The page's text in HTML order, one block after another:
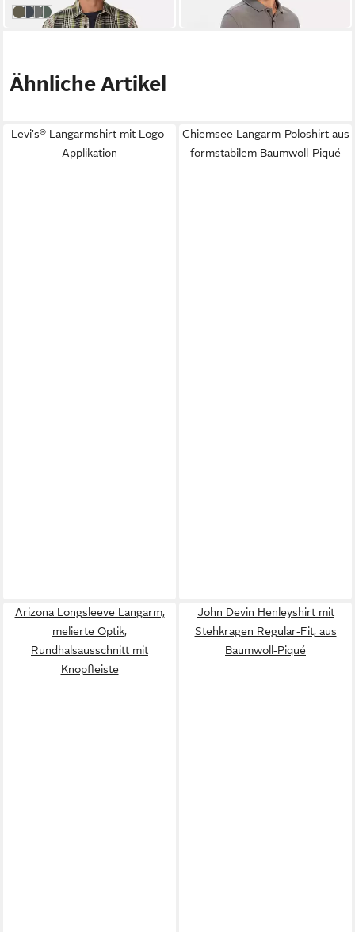
Button-Down
34 Mossstone
Tintenblau
88 Asphalt
38 Fir Green
Ähnliche Artikel
Levi's® Langarmshirt mit Logo-
Applikation
Chiemsee Langarm-Poloshirt aus
formstabilem Baumwoll-Piqué
Arizona Longsleeve Langarm,
melierte Optik,
Rundhalsausschnitt mit
Knopfleiste
John Devin Henleyshirt mit
Stehkragen Regular-Fit, aus
Baumwoll-Piqué